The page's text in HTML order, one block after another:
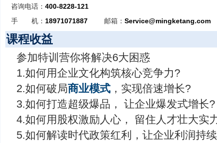
咨询电话： 400-8228-121
手 机： 18971071887 邮箱： Service@mingketang.com
课程收益
参加特训营你将解决6大困惑
1.如何用企业文化构筑核心竞争力?
2.如何破局商业模式 ，实现倍速增长?
3.如何打造超级爆品， 让企业爆发式增长?
4.如何用股权激励人心， 留住人才壮大实
5.如何解读时代政策红利，让企业利润持